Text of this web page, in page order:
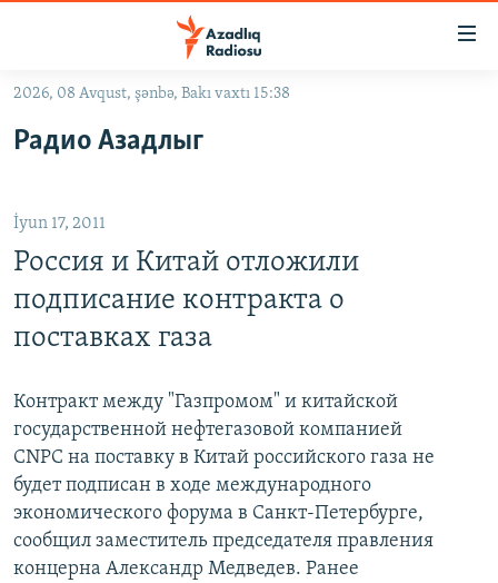
Əsas
qayıt
qayıt
Axtarışa
#İZAHLA
#ƏSLINDƏ
QANUNI DOĞRU
MULTIMEDIA
VIDEO
FOTOQALEREYA
İNFOQRAFIKA
KARIKATURA
RADIO ARXIV
OXU ZALI
AZƏRBAYCAN ƏDƏBIYYATI KITABXANASI
İSLAM VƏ DEMOKRATIYA
HAQQIMIZDA
MISSIYAMIZ
PEŞƏ ETIKASI VƏ JURNALISTIKA STANDARTLARIMIZ
BIZI IZLƏ
2026, 08 Avqust, şənbə, Bakı vaxtı 15:38
Радио Азадлыг
İyun 17, 2011
Россия и Китай отложили
подписание контракта о
поставках газа
Контракт между "Газпромом" и китайской
государственной нефтегазовой компанией
CNPC на поставку в Китай российского газа не
будет подписан в ходе международного
экономического форума в Санкт-Петербурге,
сообщил заместитель председателя правления
концерна Александр Медведев. Ранее